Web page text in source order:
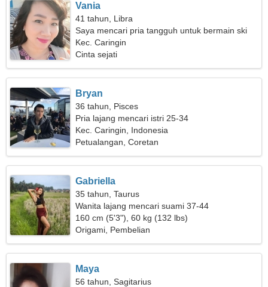
Vania
41 tahun, Libra
Saya mencari pria tangguh untuk bermain ski
Kec. Caringin
Cinta sejati
Bryan
36 tahun, Pisces
Pria lajang mencari istri 25-34
Kec. Caringin, Indonesia
Petualangan, Coretan
Gabriella
35 tahun, Taurus
Wanita lajang mencari suami 37-44
160 cm (5'3"), 60 kg (132 lbs)
Origami, Pembelian
Maya
56 tahun, Sagitarius